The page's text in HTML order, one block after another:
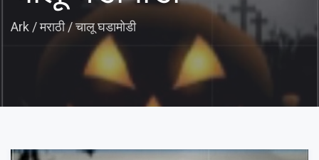
Ark /मराठी/चालू घडामोडी